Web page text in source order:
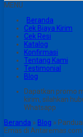
MENU
Beranda
Cek Biaya Kirim
Cek Resi
Katalog
Konfirmasi
Tentang Kami
Testimonial
Blog
Dapatkan promo
kirim, silahkan
Whatsapp
Beranda » Blog »
Emas di Antaremas.com